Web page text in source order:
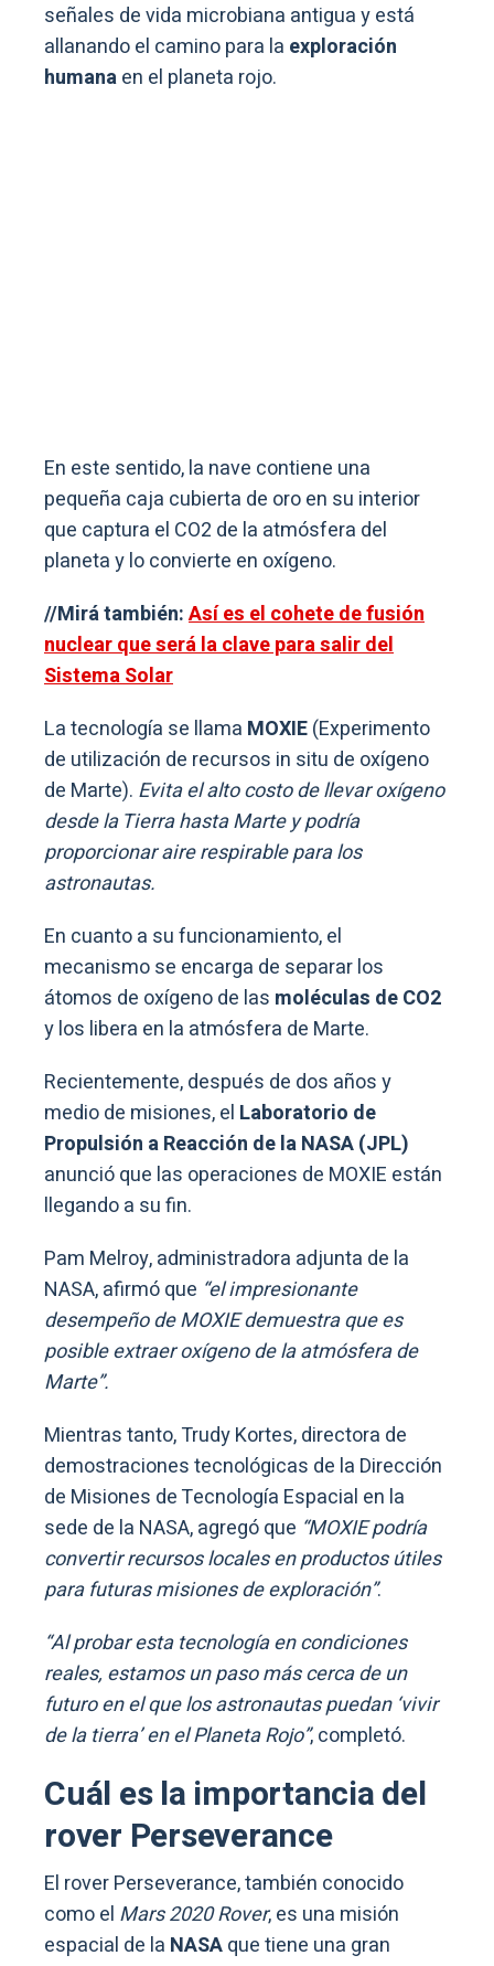
señales de vida microbiana antigua y está
allanando el camino para la exploración
humanaen el planeta rojo.
En este sentido, la nave contiene una
pequeña caja cubierta de oro en su interior
que captura el CO2 de la atmósfera del
planeta y lo convierte en oxígeno.
//Mirá también:Así es el cohete de fusión
nuclear que será la clave para salir del
Sistema Solar
La tecnología se llama MOXIE(Experimento
de utilización de recursos in situ de oxígeno
de Marte). Evita el alto costo de llevar oxígeno
desde la Tierra hasta Marte y podría
proporcionar aire respirable para los
astronautas.
En cuanto a su funcionamiento, el
mecanismo se encarga de separar los
átomos de oxígeno de las moléculas de CO2
y los libera en la atmósfera de Marte.
Recientemente, después de dos años y
medio de misiones, el Laboratorio de
Propulsión a Reacción de la NASA (JPL)
anunció que las operaciones de MOXIE están
llegando a su fin.
Pam Melroy, administradora adjunta de la
NASA, afirmó que “el impresionante
desempeño de MOXIE demuestra que es
posible extraer oxígeno de la atmósfera de
Marte”.
Mientras tanto, Trudy Kortes, directora de
demostraciones tecnológicas de la Dirección
de Misiones de Tecnología Espacial en la
sede de la NASA, agregó que “MOXIE podría
convertir recursos locales en productos útiles
para futuras misiones de exploración”.
“Al probar esta tecnología en condiciones
reales, estamos un paso más cerca de un
futuro en el que los astronautas puedan ‘vivir
de la tierra’ en el Planeta Rojo”, completó.
Cuál es la importancia del
rover Perseverance
El rover Perseverance, también conocido
como el Mars 2020 Rover, es una misión
espacial de la NASAque tiene una gran